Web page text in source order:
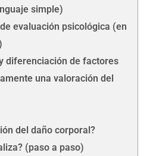
simple)
evaluación psicológica (en
diferenciación de factores
una valoración del
del daño corporal?
(paso a paso)